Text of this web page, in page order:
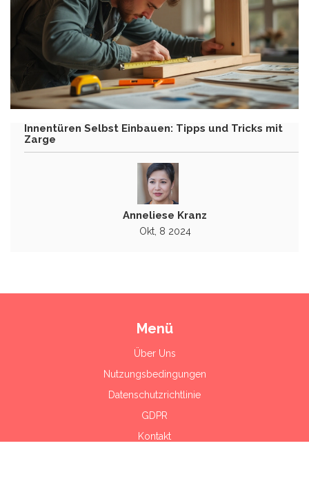
Innentüren Selbst Einbauen: Tipps und Tricks mit
Zarge
Anneliese Kranz
Okt, 8 2024
Menü
Über Uns
Nutzungsbedingungen
Datenschutzrichtlinie
GDPR
Kontakt